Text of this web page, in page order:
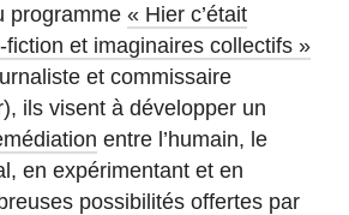
programme« Hier c’était
et imaginaires collectifs »
et commissaire
ils visent à développer un
entre l’humain, le
en expérimentant et en
possibilités offertes par